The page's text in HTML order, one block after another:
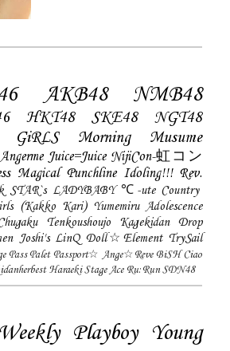
AKB48 NMB48
HKT48 SKE48
NGT48
Morning Musume
Angerme Juice=Juice NijiCon-虹コン
Magical Punchline Idoling!!! Rev.
STAR`s LADYBABY ℃-ute Country
(Kakko Kari) Yumemiru Adolescence
Tenkoushoujo Kagekidan
Drop
Joshi's LinQ Doll☆Element TrySail
Pass Palet Passport☆ Ange☆Reve BiSH Ciao
Haraeki Stage Ace Ru:Run SDN48
Weekly Playboy Young